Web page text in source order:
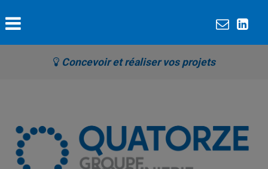
Concevoir et réaliser vos projets